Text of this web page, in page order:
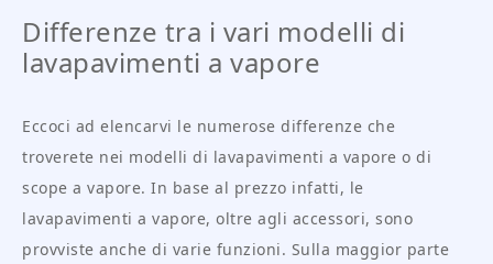
Differenze tra i vari modelli di
lavapavimenti a vapore
Eccoci ad elencarvi le numerose differenze che
troverete nei modelli di lavapavimenti a vapore o di
scope a vapore. In base al prezzo infatti, le
lavapavimenti a vapore, oltre agli accessori, sono
provviste anche di varie funzioni. Sulla maggior parte